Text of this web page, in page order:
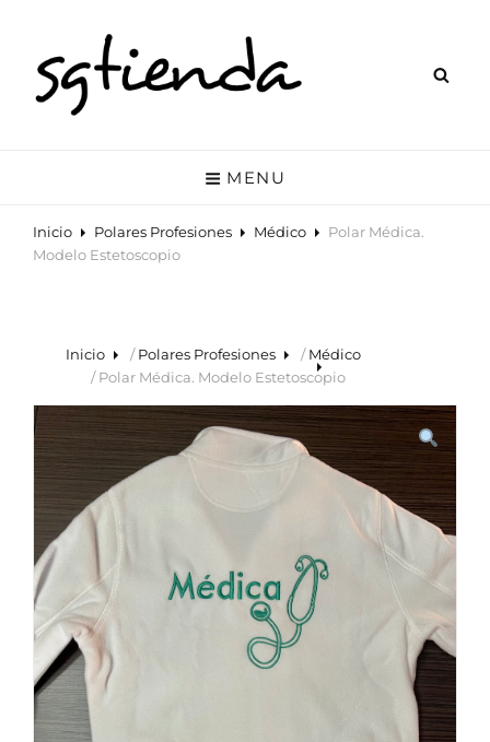
SGTIENDA
Tienda Online De Polares Personalizados Y Otros Accesorios. Polares
Para Celador, Enfermero, Tcae, Profesor, Laboratorio, Farmacia, Etc.
MENU
Inicio Polares Profesiones Médico
Polar Médica.
Modelo Estetoscopio
Inicio /Polares Profesiones /Médico
/ Polar Médica. Modelo Estetoscopio